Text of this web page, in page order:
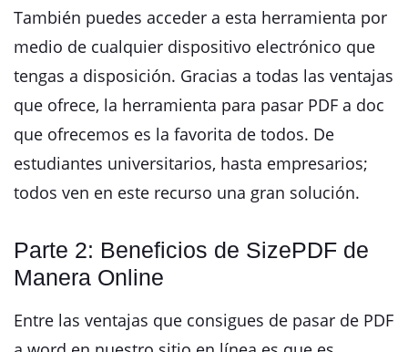
También puedes acceder a esta herramienta por
medio de cualquier dispositivo electrónico que
tengas a disposición. Gracias a todas las ventajas
que ofrece, la herramienta para pasar PDF a doc
que ofrecemos es la favorita de todos. De
estudiantes universitarios, hasta empresarios;
todos ven en este recurso una gran solución.
Parte 2: Beneficios de SizePDF de
Manera Online
Entre las ventajas que consigues de pasar de PDF